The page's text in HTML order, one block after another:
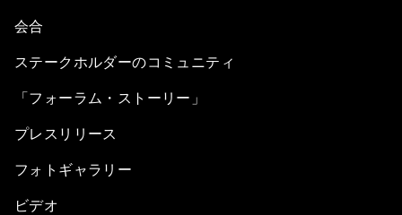
会合
ステークホルダーのコミュニティ
「フォーラム・ストーリー」
プレスリリース
フォトギャラリー
ビデオ